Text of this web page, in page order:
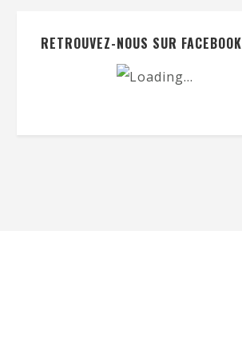
RETROUVEZ-NOUS SUR FACEBOOK